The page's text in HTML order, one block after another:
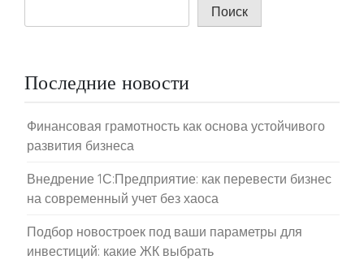
Поиск
Последние новости
Финансовая грамотность как основа устойчивого
развития бизнеса
Внедрение 1С:Предприятие: как перевести бизнес
на современный учет без хаоса
Подбор новостроек под ваши параметры для
инвестиций: какие ЖК выбрать